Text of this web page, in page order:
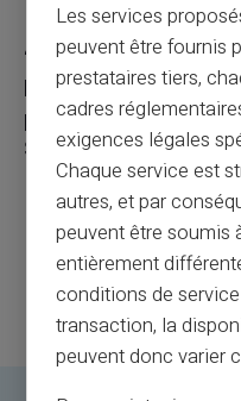
Approfitta di
bonifici bancari in
passano
SEPA.
Les services
peuvent être fournis
prestataires tiers,
cadres
exigences légales
Chaque service est
autres, et par
peuvent être soumis
entièrement
conditions de
transaction, la
peuvent donc varier